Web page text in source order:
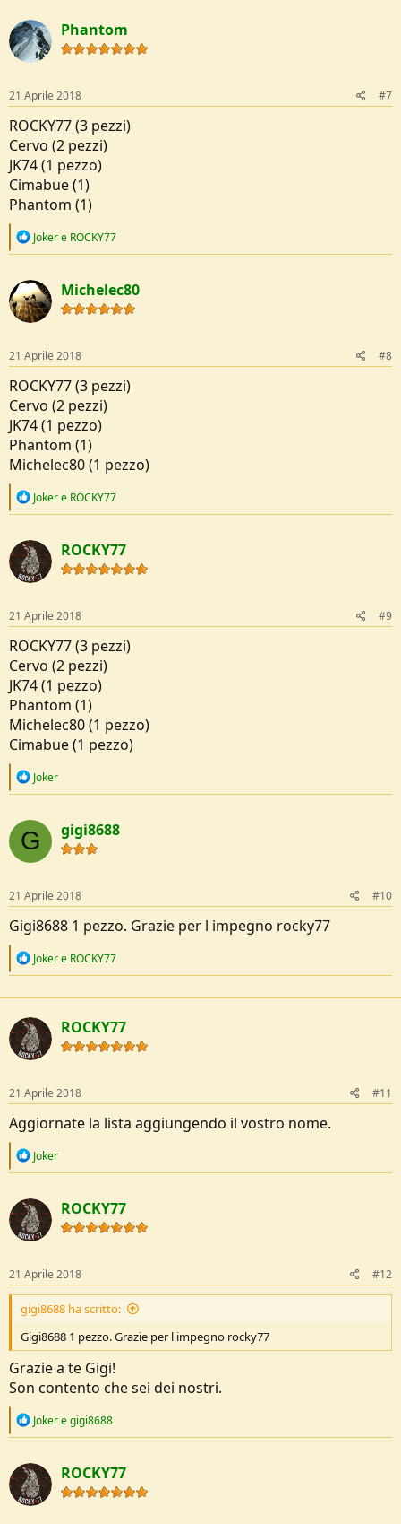
c
t
i
o
s
:
Phantom
21 Aprile 2018 #7
ROCKY77 (3 pezzi)
Cervo (2 pezzi)
JK74 (1 pezzo)
Cimabue (1)
Phantom (1)
R
c
t
i
o
s
:
Jokere ROCKY77
Michelec80
21 Aprile 2018 #8
ROCKY77 (3 pezzi)
Cervo (2 pezzi)
JK74 (1 pezzo)
Phantom (1)
Michelec80 (1 pezzo)
R
c
t
i
o
s
:
Jokere ROCKY77
ROCKY77
21 Aprile 2018 #9
ROCKY77 (3 pezzi)
Cervo (2 pezzi)
JK74 (1 pezzo)
Phantom (1)
Michelec80 (1 pezzo)
Cimabue (1 pezzo)
R
c
t
i
o
s
:
Joker
G gigi8688
21 Aprile 2018 #10
Gigi8688 1 pezzo. Grazie per l impegno rocky77
R
c
t
i
o
n
Jokere ROCKY77
ROCKY77
21 Aprile 2018 #11
Aggiornate la lista aggiungendo il vostro nome.
R
c
t
i
o
s
:
Joker
ROCKY77
21 Aprile 2018 #12
gigi8688 ha scritto:
Gigi8688 1 pezzo. Grazie per l impegno rocky77
Grazie a te Gigi!
Son contento che sei dei nostri.
R
c
t
i
o
Jokeregigi8688
ROCKY77